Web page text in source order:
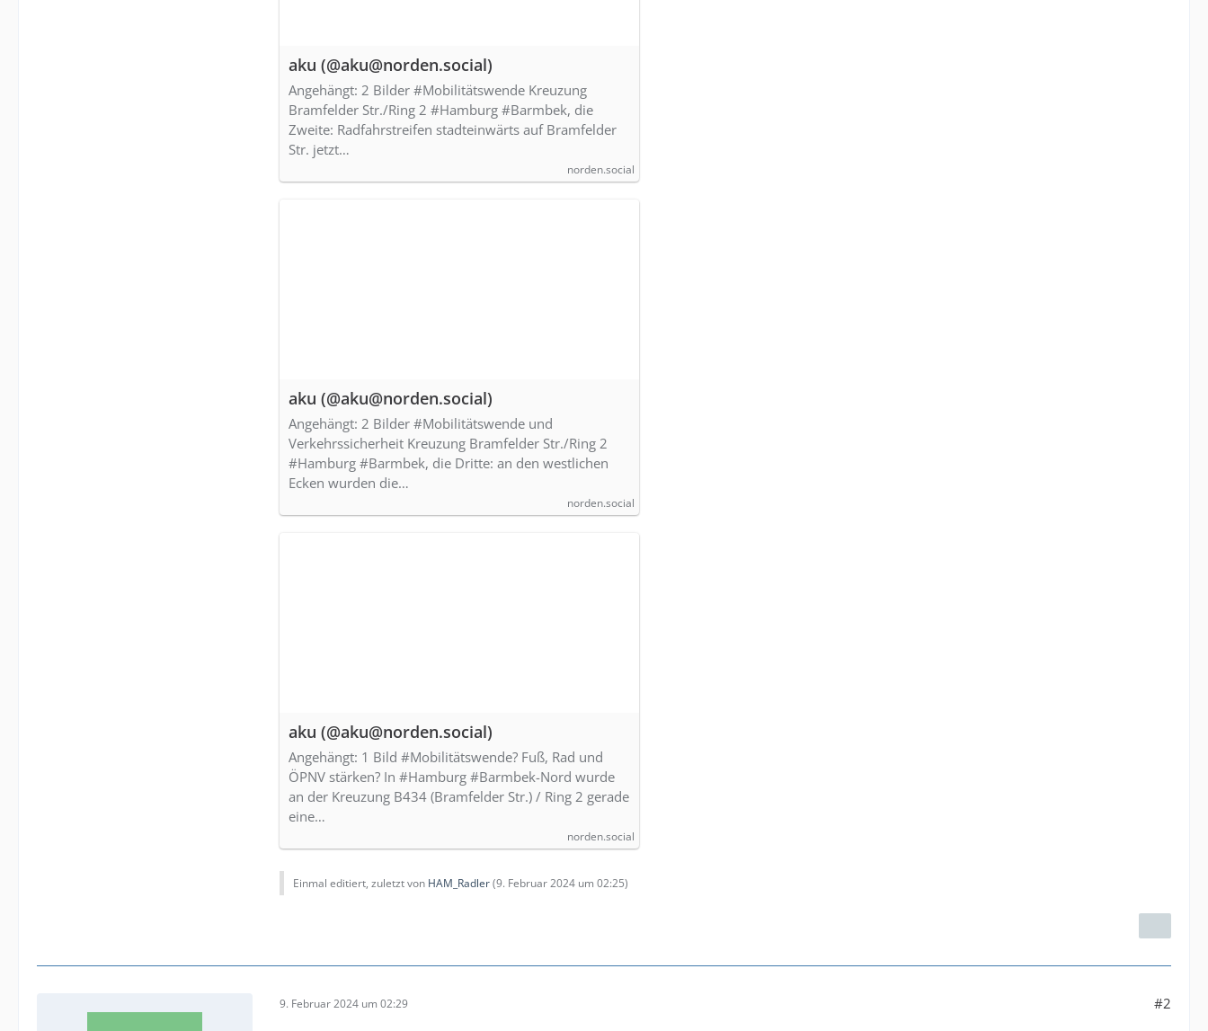
aku (@aku@norden.social)
Angehängt: 2 Bilder #Mobilitätswende Kreuzung
Bramfelder Str./Ring 2 #Hamburg #Barmbek, die
Zweite: Radfahrstreifen stadteinwärts auf Bramfelder
Str. jetzt…
norden.social
aku (@aku@norden.social)
Angehängt: 2 Bilder #Mobilitätswende und
Verkehrssicherheit Kreuzung Bramfelder Str./Ring 2
#Hamburg #Barmbek, die Dritte: an den westlichen
Ecken wurden die…
norden.social
aku (@aku@norden.social)
Angehängt: 1 Bild #Mobilitätswende? Fuß, Rad und
ÖPNV stärken? In #Hamburg #Barmbek-Nord wurde
an der Kreuzung B434 (Bramfelder Str.) / Ring 2 gerade
eine…
norden.social
Einmal editiert, zuletzt von HAM_Radler(9. Februar 2024 um 02:25)
9. Februar 2024 um 02:29 #2